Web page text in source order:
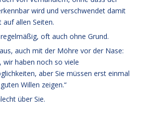
wird und verschwendet damit
allen Seiten.
oft auch ohne Grund.
auch mit der Möhre vor der Nase:
wir haben noch so viele
aber Sie müssen erst einmal
Willen zeigen.“
über Sie.